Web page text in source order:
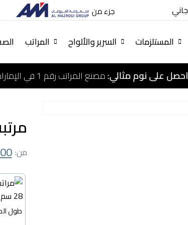
جزء من
المراتب السرير والألواح المستلزمات
احصل على نوم مثالي:مصنع المراتب رقم 1 في الإمارات العربية المتحدة
طول